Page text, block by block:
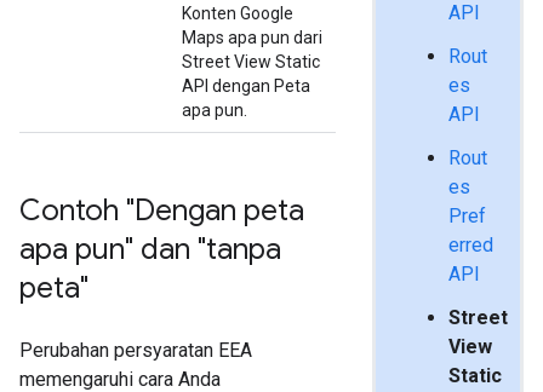
API
Rout
es
API
Rout
es
Pref
erred
API
Street
View
Static
Konten Google
Maps apa pun dari
Street View Static
API dengan Peta
apa pun.
Contoh "Dengan peta
apa pun" dan "tanpa
peta"
Perubahan persyaratan EEA
memengaruhi cara Anda